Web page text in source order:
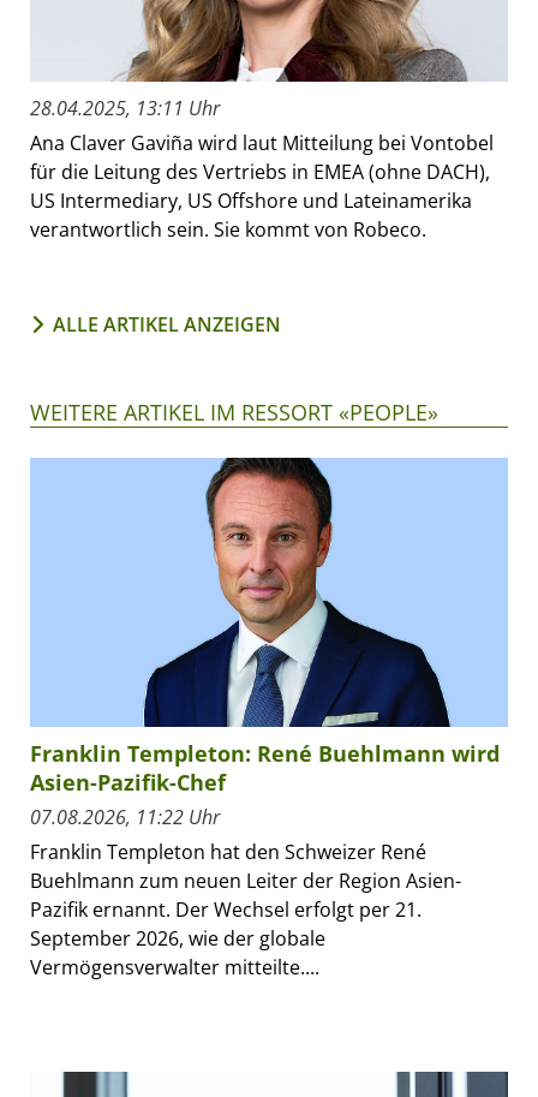
28.04.2025, 13:11 Uhr
Ana Claver Gaviña wird laut Mitteilung bei Vontobel
für die Leitung des Vertriebs in EMEA (ohne DACH),
US Intermediary, US Offshore und Lateinamerika
verantwortlich sein. Sie kommt von Robeco.
ALLE ARTIKEL ANZEIGEN
WEITERE ARTIKEL IM RESSORT «PEOPLE»
Franklin Templeton: René Buehlmann wird
Asien-Pazifik-Chef
07.08.2026, 11:22 Uhr
Franklin Templeton hat den Schweizer René
Buehlmann zum neuen Leiter der Region Asien-
Pazifik ernannt. Der Wechsel erfolgt per 21.
September 2026, wie der globale
Vermögensverwalter mitteilte....